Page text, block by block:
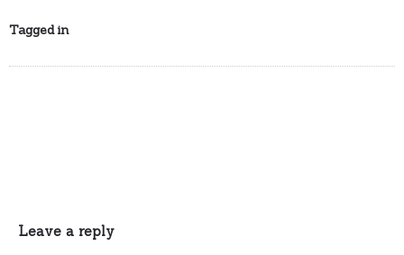
Tagged in
Leave a reply